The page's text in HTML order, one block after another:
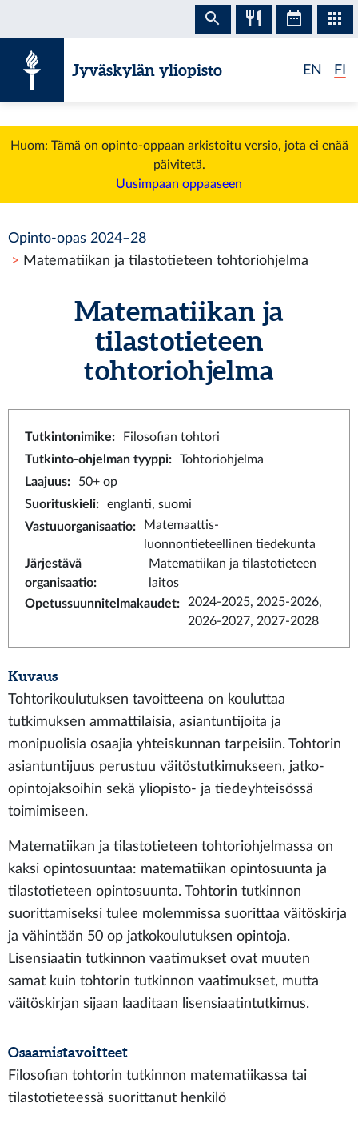
Jyväskylän yliopisto EN FI
Huom: Tämä on opinto-oppaan arkistoitu versio, jota ei enää
päivitetä.
Uusimpaan oppaaseen
Opinto-opas 2024–28
Matematiikan ja tilastotieteen tohtoriohjelma
Matematiikan ja
tilastotieteen
tohtoriohjelma
Tutkintonimike:
Filosofian tohtori
Tutkinto-ohjelman tyyppi:
Tohtoriohjelma
Laajuus:
50+ op
Suorituskieli:
englanti, suomi
Vastuuorganisaatio:
Matemaattis-
luonnontieteellinen tiedekunta
Järjestävä
organisaatio:
Matematiikan ja tilastotieteen
laitos
Opetussuunnitelmakaudet:
2024-2025, 2025-2026,
2026-2027, 2027-2028
Kuvaus
Tohtorikoulutuksen tavoitteena on kouluttaa
tutkimuksen ammattilaisia, asiantuntijoita ja
monipuolisia osaajia yhteiskunnan tarpeisiin. Tohtorin
asiantuntijuus perustuu väitöstutkimukseen, jatko-
opintojaksoihin sekä yliopisto- ja tiedeyhteisössä
toimimiseen.
Matematiikan ja tilastotieteen tohtoriohjelmassa on
kaksi opintosuuntaa: matematiikan opintosuunta ja
tilastotieteen opintosuunta. Tohtorin tutkinnon
suorittamiseksi tulee molemmissa suorittaa väitöskirja
ja vähintään 50 op jatkokoulutuksen opintoja.
Lisensiaatin tutkinnon vaatimukset ovat muuten
samat kuin tohtorin tutkinnon vaatimukset, mutta
väitöskirjan sijaan laaditaan lisensiaatintutkimus.
Osaamistavoitteet
Filosofian tohtorin tutkinnon matematiikassa tai
tilastotieteessä suorittanut henkilö